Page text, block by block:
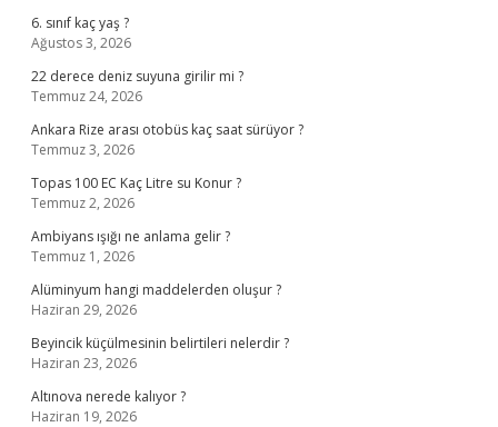
6. sınıf kaç yaş ?
Ağustos 3, 2026
22 derece deniz suyuna girilir mi ?
Temmuz 24, 2026
Ankara Rize arası otobüs kaç saat sürüyor ?
Temmuz 3, 2026
Topas 100 EC Kaç Litre su Konur ?
Temmuz 2, 2026
Ambiyans ışığı ne anlama gelir ?
Temmuz 1, 2026
Alüminyum hangi maddelerden oluşur ?
Haziran 29, 2026
Beyincik küçülmesinin belirtileri nelerdir ?
Haziran 23, 2026
Altınova nerede kalıyor ?
Haziran 19, 2026